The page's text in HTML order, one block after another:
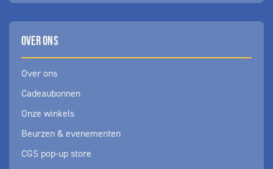
OVER ONS
Over ons
Cadeaubonnen
Onze winkels
Beurzen & evenementen
CGS pop-up store